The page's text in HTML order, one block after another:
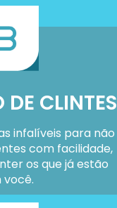
CLINTES
infalíveis para não
com facilidade,
os que já estão